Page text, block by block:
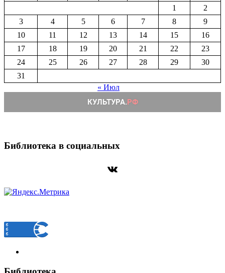
1
2
3
4 5 6 7 8
9
10
11 12 13 14 15
16
17
18 19 20 21 22
23
24
25 26 27 28 29
30
31
« Июл
Библиотека в социальных
ВКонтакте